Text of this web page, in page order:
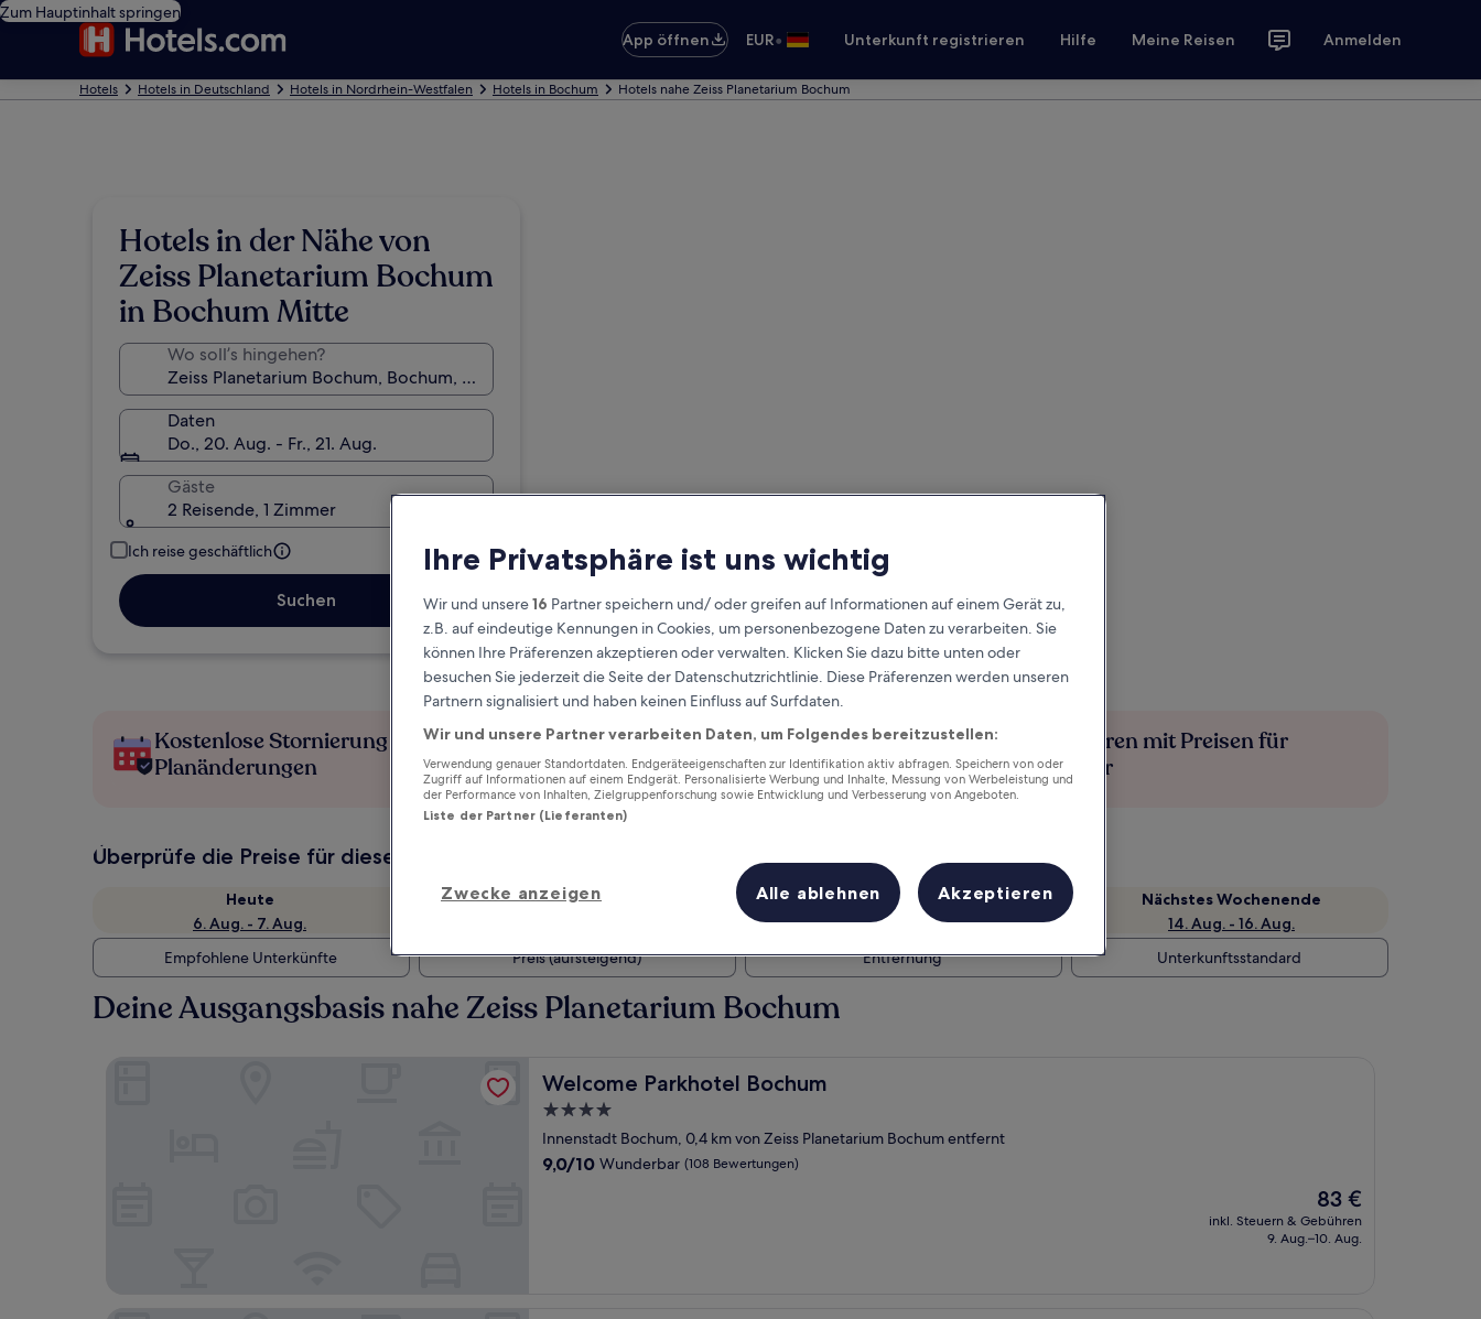
Zum Hauptinhalt springen
App öffnen
EUR• Unterkunft registrieren Hilfe Meine Reisen Anmelden
Hotels Hotels in Deutschland Hotels in Nordrhein-Westfalen Hotels in Bochum Hotels nahe Zeiss Planetarium Bochum
Hotels in der Nähe von
Zeiss Planetarium Bochum
in Bochum Mitte
Wo soll’s hingehen?
Daten
Do., 20. Aug. - Fr., 21. Aug.
Gäste
2 Reisende, 1 Zimmer
Ich reise geschäftlich
Suchen
Kostenlose Stornierung bei
Planänderungen
Verdiene Prämien für jede
wahrgenommene Übernachtung
Mehr sparen mit Preisen für
Mitglieder
Überprüfe die Preise für diese Daten
Heute
6. Aug. - 7. Aug.
Morgen
Dieses Wochenende
7. Aug. - 9. Aug.
Nächstes Wochenende
14. Aug. - 16. Aug.
Empfohlene Unterkünfte
Preis (aufsteigend) Entfernung Unterkunftsstandard
Deine Ausgangsbasis nahe Zeiss Planetarium Bochum
Welcome Parkhotel Bochum
Welcome Parkhotel Bochum
4.0-
Sterne-
Unterkunft
Innenstadt Bochum, 0,4 km von Zeiss Planetarium Bochum entfernt
9.0
9,0/10 Wunderbar (108 Bewertungen)
Der
Preis
beträgt
83 €
inkl. Steuern & Gebühren
9. Aug.–10. Aug.
Ihre Privatsphäre ist uns wichtig
Wir und unsere16 Partner speichern und/ oder greifen auf Informationen auf einem Gerät zu,
z.B. auf eindeutige Kennungen in Cookies, um personenbezogene Daten zu verarbeiten. Sie
können Ihre Präferenzen akzeptieren oder verwalten. Klicken Sie dazu bitte unten oder
besuchen Sie jederzeit die Seite der Datenschutzrichtlinie. Diese Präferenzen werden unseren
Partnern signalisiert und haben keinen Einfluss auf Surfdaten.
Wir und unsere Partner verarbeiten Daten, um Folgendes bereitzustellen:
Verwendung genauer Standortdaten. Endgeräteeigenschaften zur Identifikation aktiv abfragen. Speichern von oder
Zugriff auf Informationen auf einem Endgerät. Personalisierte Werbung und Inhalte, Messung von Werbeleistung und
der Performance von Inhalten, Zielgruppenforschung sowie Entwicklung und Verbesserung von Angeboten.
Liste der Partner (Lieferanten)
Zwecke anzeigen Alle ablehnen Akzeptieren